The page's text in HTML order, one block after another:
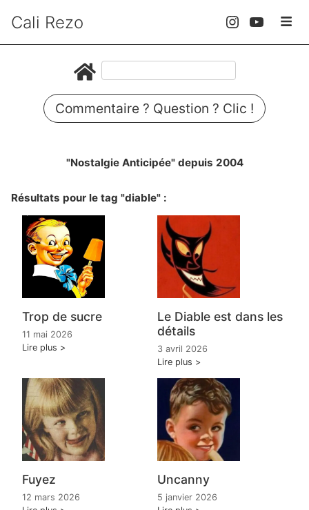
Cali Rezo
Commentaire ? Question ? Clic !
"Nostalgie Anticipée" depuis 2004
Résultats pour le tag "diable" :
Trop de sucre
11 mai 2026
Lire plus
Le Diable est dans les
détails
3 avril 2026
Lire plus
Fuyez
12 mars 2026
Uncanny
5 janvier 2026